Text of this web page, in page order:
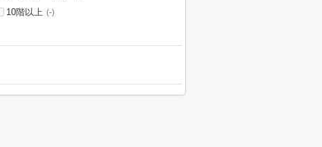
10階以上 (-)